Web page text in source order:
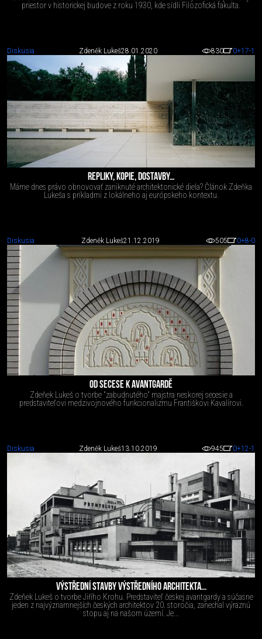
priestor v historickej budove z roku 1930, kde sídli Filozofická fakulta.
Diskusia Zdeněk Lukeš28.01.2020 830 0+17-1
REPLIKY, KOPIE, DOSTAVBY…
Máme dnes právo obnovovať zaniknuté architektonické diela? Článok Zdeňka
Lukeša s príkladmi z lokálneho aj európskeho kontextu.
Diskusia Zdeněk Lukeš21.12.2019 505 0+8-0
OD SECESE K AVANTGARDĚ
Zdeňek Lukeš o tvorbe "zabudnutého" majstra neskorej secesie a
predstaviteľovi medzivojnového funkcionalizmu Františkovi Kavalírovi.
Diskusia Zdeněk Lukeš13.10.2019 945 0+12-1
VÝSTŘEDNÍ STAVBY VÝSTŘEDNÍHO ARCHITEKTA...
Zdeňek Lukeš o tvorbe Jiřího Krohu. Predstaviteľ českej avantgardy a súčasne
jeden z najvýznamnejších českých architektov 20. storočia, zanechal výraznú
stopu aj na našom území. Je...